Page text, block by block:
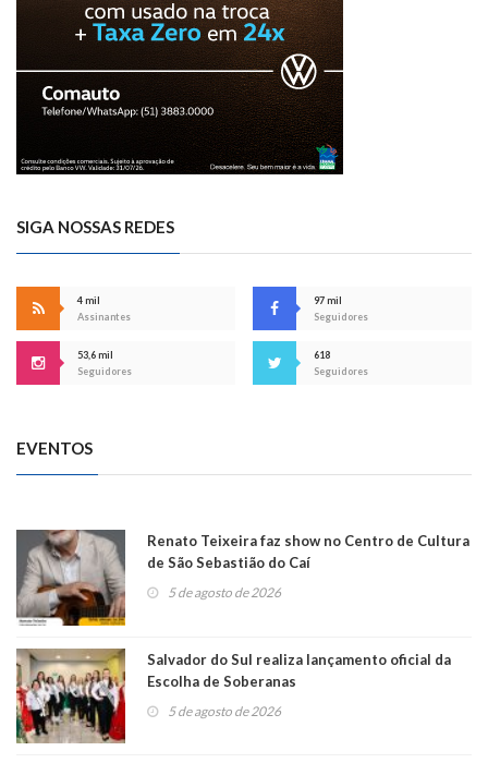
SIGA NOSSAS REDES
4 mil
Assinantes
97 mil
Seguidores
53,6 mil
Seguidores
618
Seguidores
EVENTOS
Renato Teixeira faz show no Centro de Cultura
de São Sebastião do Caí
5 de agosto de 2026
Salvador do Sul realiza lançamento oficial da
Escolha de Soberanas
5 de agosto de 2026